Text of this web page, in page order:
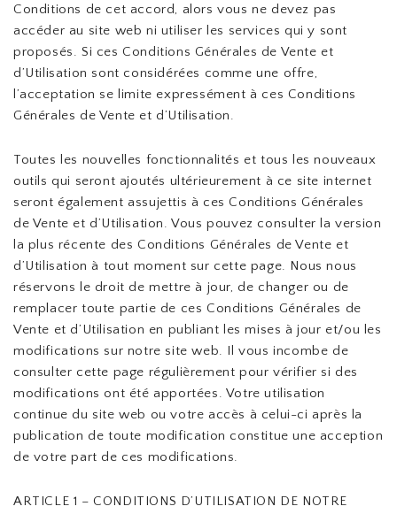
Conditions de cet accord, alors vous ne devez pas
accéder au site web ni utiliser les services qui y sont
proposés. Si ces Conditions Générales de Vente et
d’Utilisation sont considérées comme une offre,
l’acceptation se limite expressément à ces Conditions
Générales de Vente et d’Utilisation.
Toutes les nouvelles fonctionnalités et tous les nouveaux
outils qui seront ajoutés ultérieurement à ce site internet
seront également assujettis à ces Conditions Générales
de Vente et d’Utilisation. Vous pouvez consulter la version
la plus récente des Conditions Générales de Vente et
d’Utilisation à tout moment sur cette page. Nous nous
réservons le droit de mettre à jour, de changer ou de
remplacer toute partie de ces Conditions Générales de
Vente et d’Utilisation en publiant les mises à jour et/ou les
modifications sur notre site web. Il vous incombe de
consulter cette page régulièrement pour vérifier si des
modifications ont été apportées. Votre utilisation
continue du site web ou votre accès à celui-ci après la
publication de toute modification constitue une acception
de votre part de ces modifications.
ARTICLE 1 – CONDITIONS D’UTILISATION DE NOTRE